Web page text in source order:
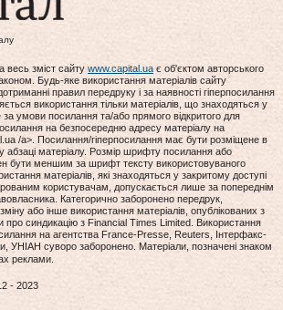
весь зміст сайту www.capital.ua є об'єктом авторського
Будь-яке використання матеріалів сайту
правил передруку і за наявності гіперпосилання
використання тільки матеріалів, що знаходяться у
за умови посилання та/або прямого відкритого для
на безпосередню адресу матеріалу на
/a>. Посилання/гіперпосилання має бути розміщене в
абзаці матеріалу. Розмір шрифту посилання або
бути меншим за шрифт тексту використовуваного
матеріалів, які знаходяться у закритому доступі
користувачам, допускається лише за попереднім
Категорично заборонено передрук,
або інше використання матеріалів, опублікованих з
про синдикацію з Financial Times Limited. Використання
на агентства France-Presse, Reuters, Інтерфакс-
УНІАН суворо заборонено. Матеріали, позначені знаком
реклами.
- 2023